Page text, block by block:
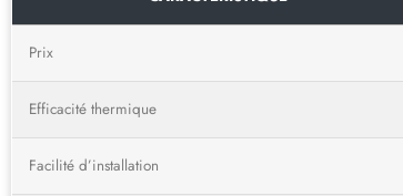
Prix
Efficacité thermique
Facilité d’installation